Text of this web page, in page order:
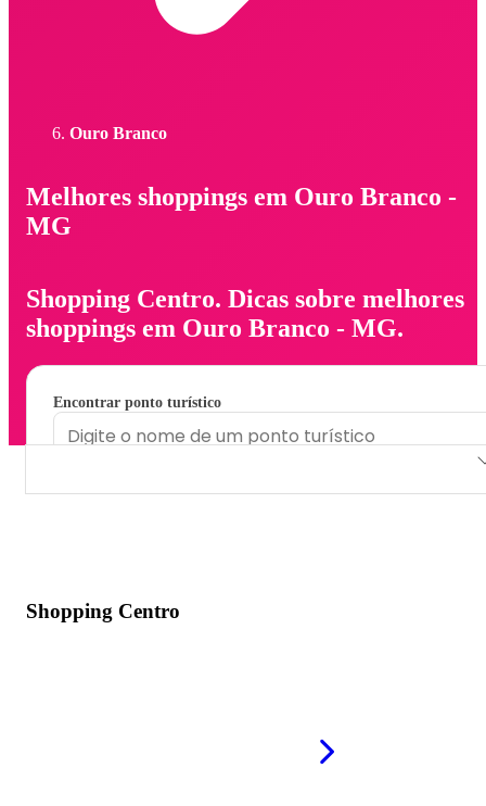
Ouro Branco
Melhores shoppings em Ouro Branco -
MG
Shopping Centro. Dicas sobre melhores
shoppings em Ouro Branco - MG.
Encontrar ponto turístico
Shopping Centro